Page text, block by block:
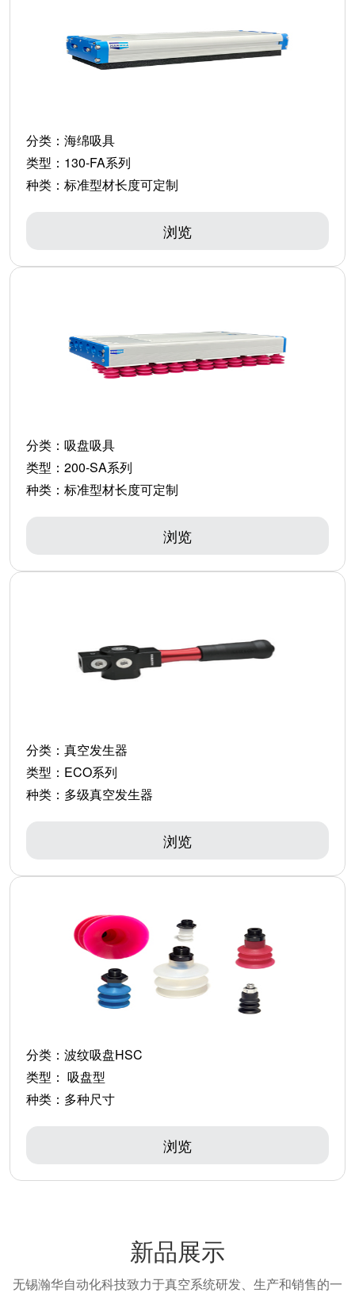
分类： 海绵吸具
类型： 130-FA系列
种类： 标准型材长度可定制
浏览
分类： 吸盘吸具
类型： 200-SA系列
种类： 标准型材长度可定制
浏览
分类： 真空发生器
类型： ECO系列
种类： 多级真空发生器
浏览
分类： 波纹吸盘HSC
类型： 吸盘型
种类： 多种尺寸
浏览
新品展示
无锡瀚华自动化科技致力于真空系统研发、生产和销售的一